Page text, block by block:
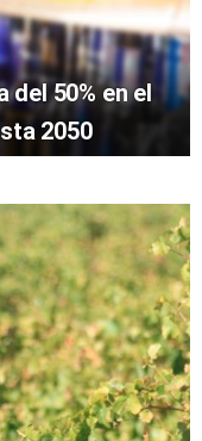
del 50% en el
2050